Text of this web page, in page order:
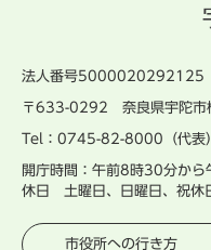
法人番号5000020292125
〒633-0292 奈良県宇陀市
Tel：0745-82-8000（代
開庁時間：午前8時30分か
休日 土曜日、日曜日、祝休
市役所への行き方